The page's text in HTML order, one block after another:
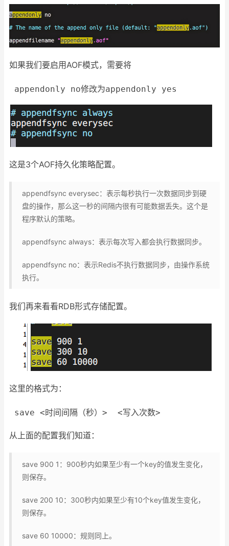
如果我们要启用AOF模式，需要将
appendonly no修改为appendonly yes
这是3个AOF持久化策略配置。
appendfsync everysec：表示每秒执行一次数据同步到硬
盘的操作，那么这一秒的间隔内很有可能数据丢失。这个是
程序默认的策略。
appendfsync always：表示每次写入都会执行数据同步。
appendfsync no：表示Redis不执行数据同步，由操作系统
执行。
我们再来看看RDB形式存储配置。
这里的格式为：
save <时间间隔（秒） > <写入次数>
从上面的配置我们知道：
save 900 1：900秒内如果至少有一个key的值发生变化，
则保存。
save 200 10：300秒内如果至少有10个key值发生变化，
则保存。
save 60 10000：规则同上。